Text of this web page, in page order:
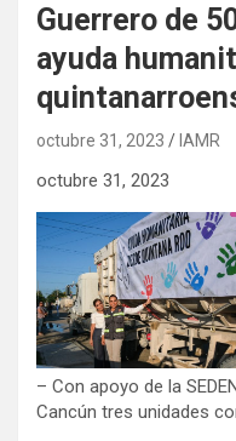
Guerrero de
ayuda
octubre 31, 2023 IAMR
octubre 31, 2023
– Con apoyo de la
Cancún tres unidades